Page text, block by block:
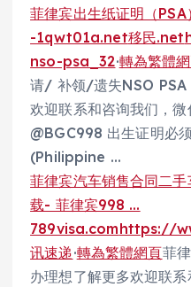
菲律宾出生纸证明（
-1qwt01a.net移民.net
nso-psa_32·轉為繁體
请/ 补领/遗失NSO PSA
欢迎联系和咨询我们，
@BGC998 出生证明必
(Philippine …
菲律宾汽车销售合同二
载- 菲律宾998 …
789visa.comhttps://
讯速递·轉為繁體網頁菲
办理想了解更多欢迎联